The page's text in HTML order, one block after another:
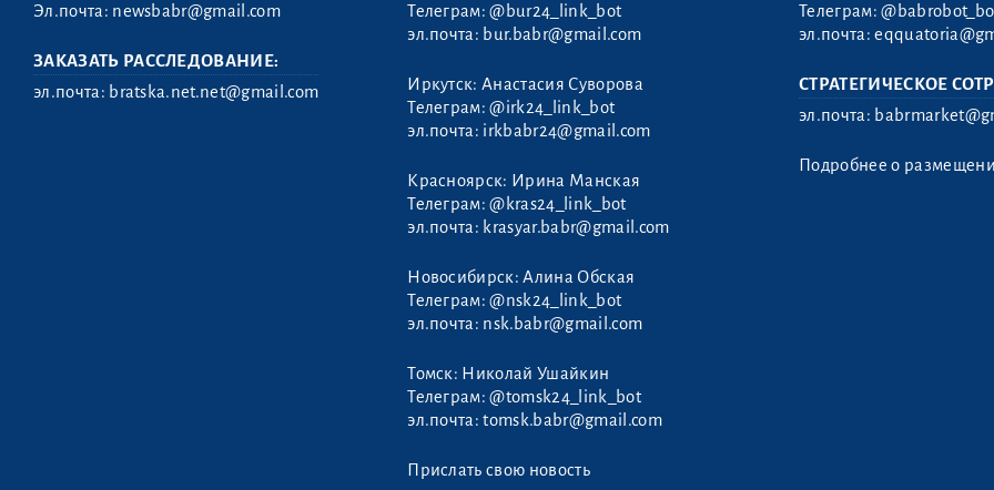
Эл.почта: newsbabr@gmail.com
ЗАКАЗАТЬ РАССЛЕДОВАНИЕ:
эл.почта: bratska.net.net@gmail.com
Телеграм:@bur24_link_bot
эл.почта: bur.babr@gmail.com
Иркутск: Анастасия Суворова
Телеграм:@irk24_link_bot
эл.почта: irkbabr24@gmail.com
Красноярск: Ирина Манская
Телеграм:@kras24_link_bot
эл.почта: krasyar.babr@gmail.com
Новосибирск: Алина Обская
Телеграм:@nsk24_link_bot
эл.почта: nsk.babr@gmail.com
Томск: Николай Ушайкин
Телеграм:@tomsk24_link_bot
эл.почта:tomsk.babr@gmail.com
Прислать свою новость
Телеграм:
эл.почта:
СТРАТЕГИЧЕСКОЕ
эл.почта:
Подробнее о